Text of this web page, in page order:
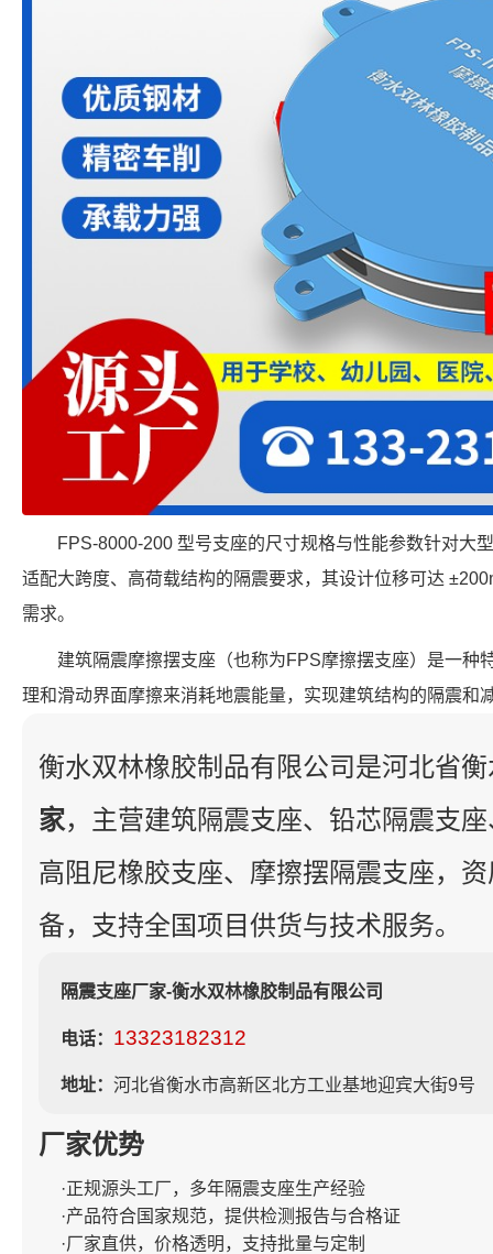
FPS-8000-200 型号支座的尺寸规格与性能参数针对大
适配大跨度、高荷载结构的隔震要求，其设计位移可达
需求。
建筑隔震摩擦摆支座（也称为FPS摩擦摆支座）是一种
理和滑动界面摩擦来消耗地震能量，实现建筑结构的隔震和
衡水双林橡胶制品有限公司是河北省
家，主营建筑隔震支座、铅芯隔震支
高阻尼橡胶支座、摩擦摆隔震支座，
备，支持全国项目供货与技术服务。
隔震支座厂家-衡水双林橡胶制品有限公司
电话： 13323182312
地址： 河北省衡水市高新区北方工业基地迎宾大街9号
厂家优势
·正规源头工厂，多年隔震支座生产经验
·产品符合国家规范，提供检测报告与合格证
·厂家直供，价格透明，支持批量与定制